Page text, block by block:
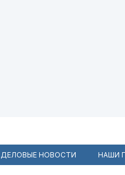
ДЕЛОВЫЕ НОВОСТИ НАШИ